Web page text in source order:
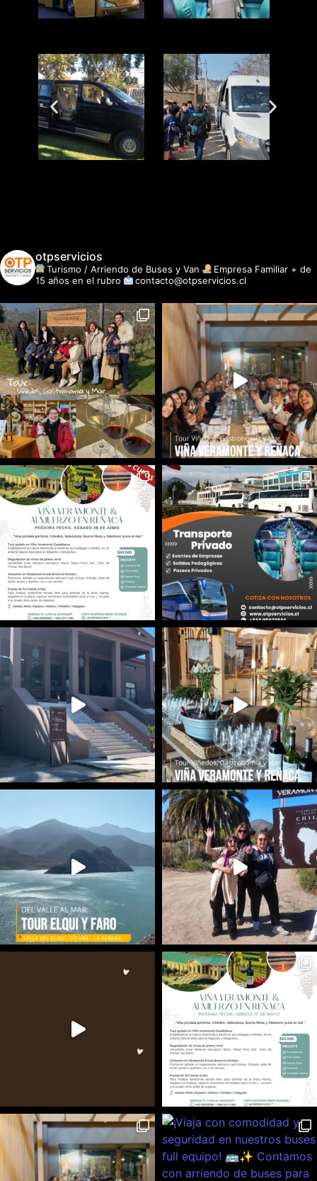
otpservicios
Turismo / Arriendo de Buses y Van
Empresa Familiar + de
15 años en el rubro
contacto@otpservicios.cl